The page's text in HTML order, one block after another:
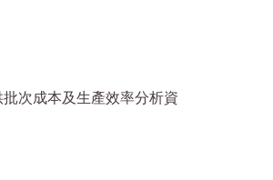
次成本及生產效率分析資